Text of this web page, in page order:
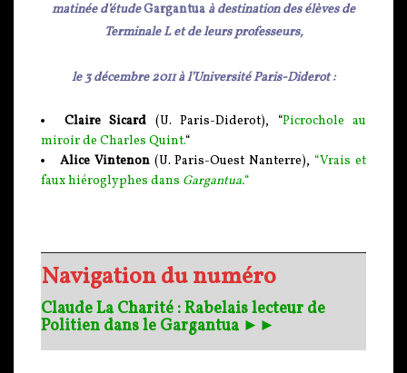
matinée d’étudeGargantua à destination des élèves de
Terminale L et de leurs professeurs,
le 3 décembre 2011 à l’Université Paris-Diderot :
Claire Sicard (U. Paris-Diderot), “Picrochole au
miroir de Charles Quint.“
Alice Vintenon(U. Paris-Ouest Nanterre), “Vrais et
faux hiéroglyphes dans Gargantua.“
Navigation du numéro
Claude La Charité : Rabelais lecteur de
Politien dans le Gargantua ►►